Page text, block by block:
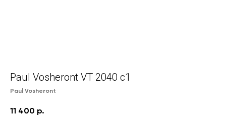
Paul Vosheront VT 2040 c1
Paul Vosheront
11 400 р.